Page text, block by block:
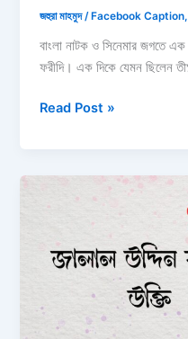
জহুরা মাহমুদ /Facebook Caption
বাংলা নাটক ও সিনেমার জগতে এক
ফরীদি। এক দিকে যেমন ছিলেন
৫০+
উক্তি,
Read Post »